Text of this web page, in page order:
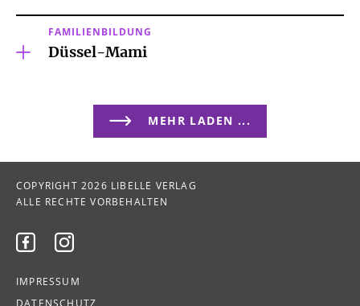
FAMILIENBILDUNG
Düssel-Mami
MEHR LADEN ...
COPYRIGHT 2026 LIBELLE VERLAG
ALLE RECHTE VORBEHALTEN
 
IMPRESSUM
DATENSCHUTZ